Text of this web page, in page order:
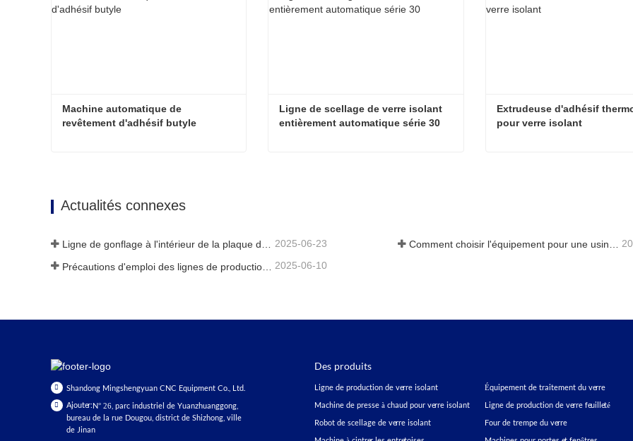
Machine automatique de
revêtement d'adhésif butyle
Ligne de scellage de verre isolant
entièrement automatique série 30
Extrudeuse d'adhésif
pour verre isolant
Actualités connexes
Ligne de gonflage à l'intérieur de la plaque de verre creuse 2025-06-23 Comment choisir l'équipement pour une usine de vitrage isolant standard
2025-06-10
Shandong Mingshengyuan CNC Equipment Co., Ltd.
Ajouter:N° 26, parc industriel de Yuanzhuanggong,
bureau de la rue Dougou, district de Shizhong, ville
de Jinan
Des produits
Ligne de production de verre isolant
Machine de presse à chaud pour verre isolant
Robot de scellage de verre isolant
Équipement de traitement du verre
Ligne de production de verre feuilleté
Four de trempe du verre